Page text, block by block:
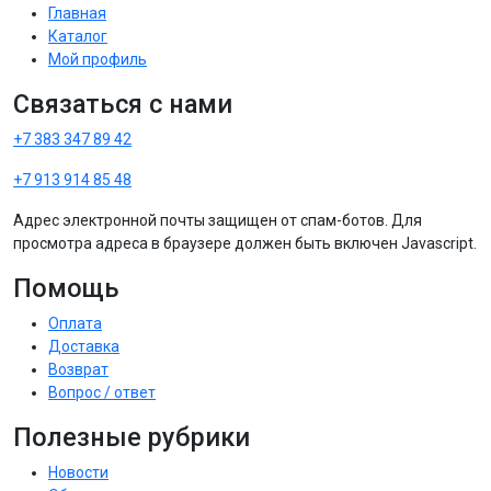
Главная
Каталог
Мой профиль
Связаться с нами
+7 383 347 89 42
+7 913 914 85 48
Адрес электронной почты защищен от спам-ботов. Для
просмотра адреса в браузере должен быть включен Javascript.
Помощь
Оплата
Доставка
Возврат
Вопрос / ответ
Полезные рубрики
Новости